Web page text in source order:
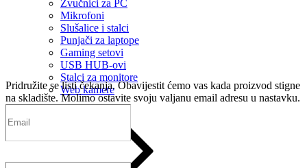
Zvučnici za PC
Mikrofoni
Slušalice i stalci
Punjači za laptope
Gaming setovi
USB HUB-ovi
Stalci za monitore
Web kamere
Pridružite se listi čekanja. Obavijestit ćemo vas kada proizvod stigne
na skladište. Molimo ostavite svoju valjanu email adresu u nastavku.